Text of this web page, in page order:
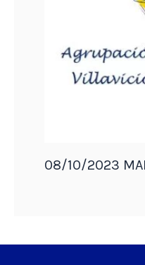
08/10/2023